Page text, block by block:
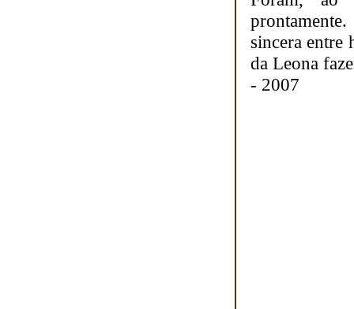
sincera
da Leona
- 2007